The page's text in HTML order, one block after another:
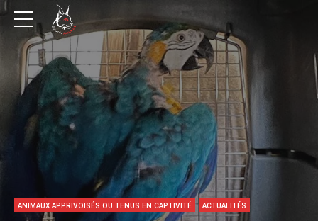
ANIMAUX APPRIVOISÉS OU TENUS EN CAPTIVITÉ ACTUALITÉS